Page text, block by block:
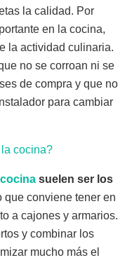
la calidad. Por
en la cocina,
la actividad culinaria.
no se corroan ni se
de compra y que no
para cambiar
cocina?
suelen ser los
que conviene tener en
a cajones y armarios.
y combinar los
mucho más el